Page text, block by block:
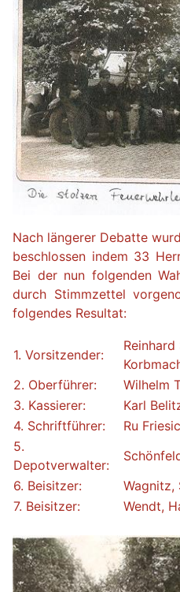
Nach längerer Debatte
beschlossen indem 33
Bei der nun folgenden
durch Stimmzettel
folgendes Resultat:
1. Vorsitzender:
Reinhard
2. Oberführer:
Wilhelm
3. Kassierer:
Karl
4. Schriftführer:
Ru
5.
Depotverwalter:
6. Beisitzer:
Wagnitz,
7. Beisitzer:
Wendt,